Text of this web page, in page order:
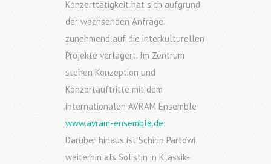
Konzerttätigkeit hat sich aufgrund
der wachsenden Anfrage
zunehmend auf die interkulturellen
Projekte verlagert. Im Zentrum
stehen Konzeption und
Konzertauftritte mit dem
internationalen AVRAM Ensemble
www.avram-ensemble.de.
Darüber hinaus ist Schirin Partowi
weiterhin als Solistin in Klassik-